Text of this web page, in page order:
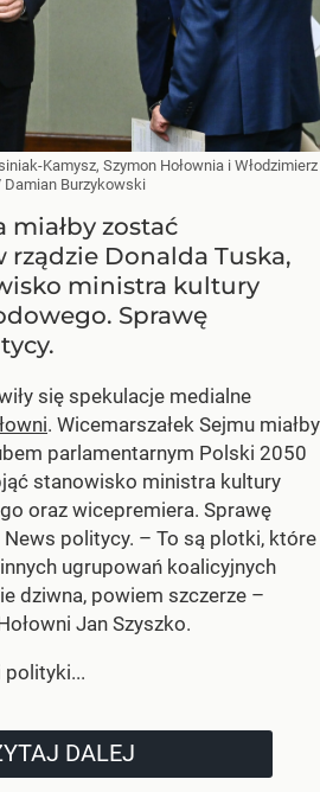
Kamysz, Szymon Hołownia i Włodzimierz
Damian Burzykowski
miałby zostać
Donalda Tuska,
ministra kultury
Sprawę
się spekulacje medialne
. Wicemarszałek Sejmu miałby
parlamentarnym Polski 2050
stanowisko ministra kultury
oraz wicepremiera. Sprawę
politycy. – To są plotki, które
ugrupowań koalicyjnych
dziwna, powiem szczerze –
Jan Szyszko.
polityki...
DALEJ